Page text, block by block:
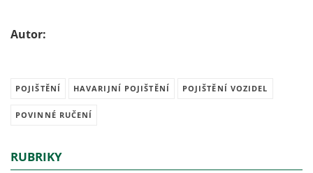
Autor:
POJIŠTĚNÍ HAVARIJNÍ POJIŠTĚNÍ POJIŠTĚNÍ VOZIDEL
POVINNÉ RUČENÍ
RUBRIKY